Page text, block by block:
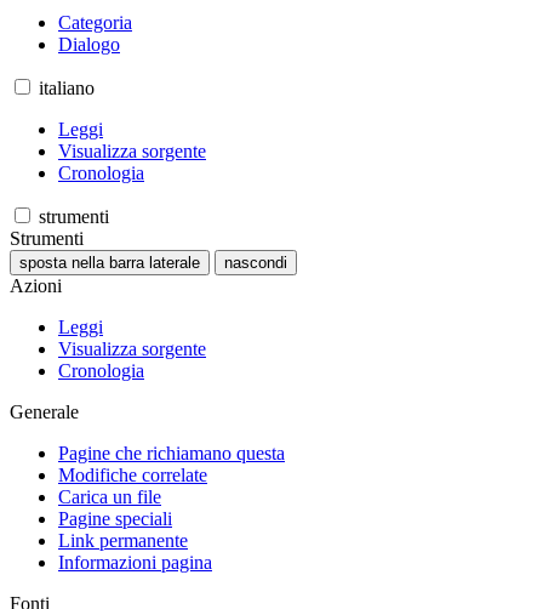
Categoria
Dialogo
italiano
Leggi
Visualizza sorgente
Cronologia
strumenti
Strumenti
sposta nella barra laterale nascondi
Azioni
Leggi
Visualizza sorgente
Cronologia
Generale
Pagine che richiamano questa
Modifiche correlate
Carica un file
Pagine speciali
Link permanente
Informazioni pagina
Fonti